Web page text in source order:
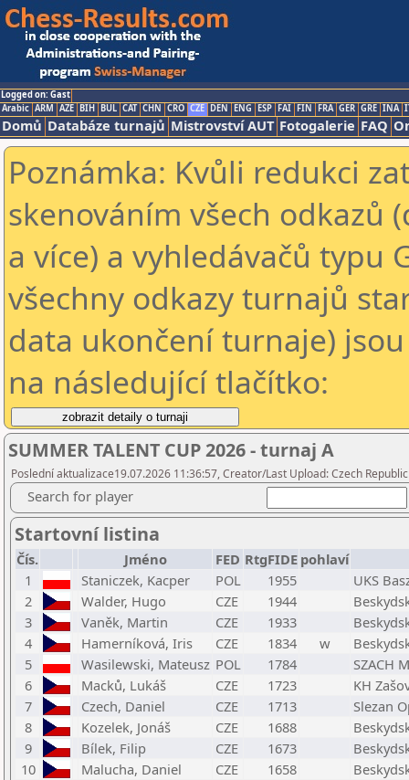
Logged on: Gast
Arabic ARM AZE BIH BUL CAT CHN CRO CZE DEN ENG ESP FAI FIN FRA GER GRE INA
Domů Databáze turnajů Mistrovství AUT Fotogalerie FAQ
Poznámka: Kvůli redukci
skenováním všech odkazů
a více) a vyhledávačů typu
všechny odkazy turnajů
data ukončení turnaje)
na následující tlačítko:
SUMMER TALENT CUP 2026 - turnaj A
Poslední aktualizace19.07.2026 11:36:57, Creator/Last Upload: Czech
Search for player
Startovní listina
Čís. Jméno FED RtgFIDE pohlaví
1
Staniczek, Kacper POL 1955
UKS
2
Walder, Hugo CZE 1944
3
Vaněk, Martin CZE 1933
4
Hamerníková, Iris CZE 1834 w
5
Wasilewski, Mateusz POL 1784
SZACH
6
Macků, Lukáš CZE 1723
KH
7
Czech, Daniel CZE 1713
Slezan
8
Kozelek, Jonáš CZE 1688
9
Bílek, Filip CZE 1673
10
Malucha, Daniel CZE 1658